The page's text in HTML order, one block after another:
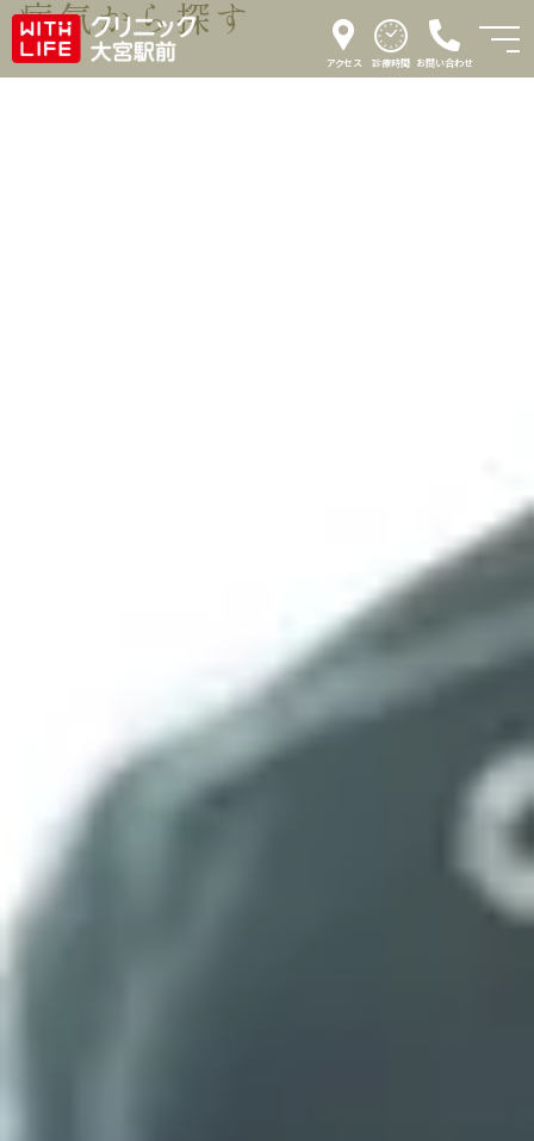
アクセス 診療時間 お問い合わせ
病気から探す